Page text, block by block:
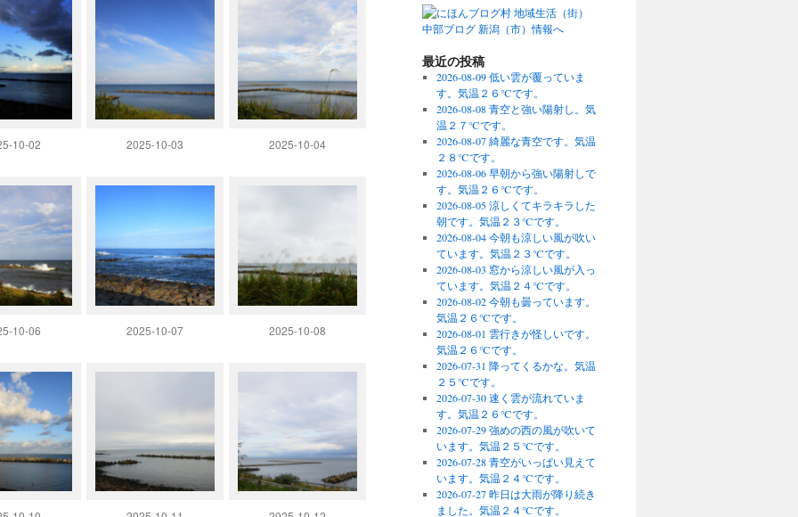
10-02 2025-10-03 2025-10-04
10-06 2025-10-07 2025-10-08
最近の投稿
2026-08-09 低い雲が覆っていま
す。気温２６℃です。
2026-08-08 青空と強い陽射し。気
温２７℃です。
2026-08-07 綺麗な青空です。気温
２８℃です。
2026-08-06 早朝から強い陽射しで
す。気温２６℃です。
2026-08-05 涼しくてキラキラした
朝です。気温２３℃です。
2026-08-04 今朝も涼しい風が吹い
ています。気温２３℃です。
2026-08-03 窓から涼しい風が入っ
ています。気温２４℃です。
2026-08-02 今朝も曇っています。
気温２６℃です。
2026-08-01 雲行きが怪しいです。
気温２６℃です。
2026-07-31 降ってくるかな。気温
２５℃です。
2026-07-30 速く雲が流れていま
す。気温２６℃です。
2026-07-29 強めの西の風が吹いて
います。気温２５℃です。
2026-07-28 青空がいっぱい見えて
います。気温２４℃です。
2026-07-27 昨日は大雨が降り続き
ました。気温２４℃です。